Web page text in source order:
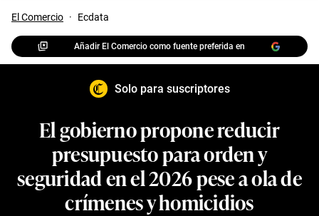
El Comercio · Ecdata
Añadir El Comercio como fuente preferida en
Solo para suscriptores
El gobierno propone reducir
presupuesto para orden y
seguridad en el 2026 pese a ola de
crímenes y homicidios